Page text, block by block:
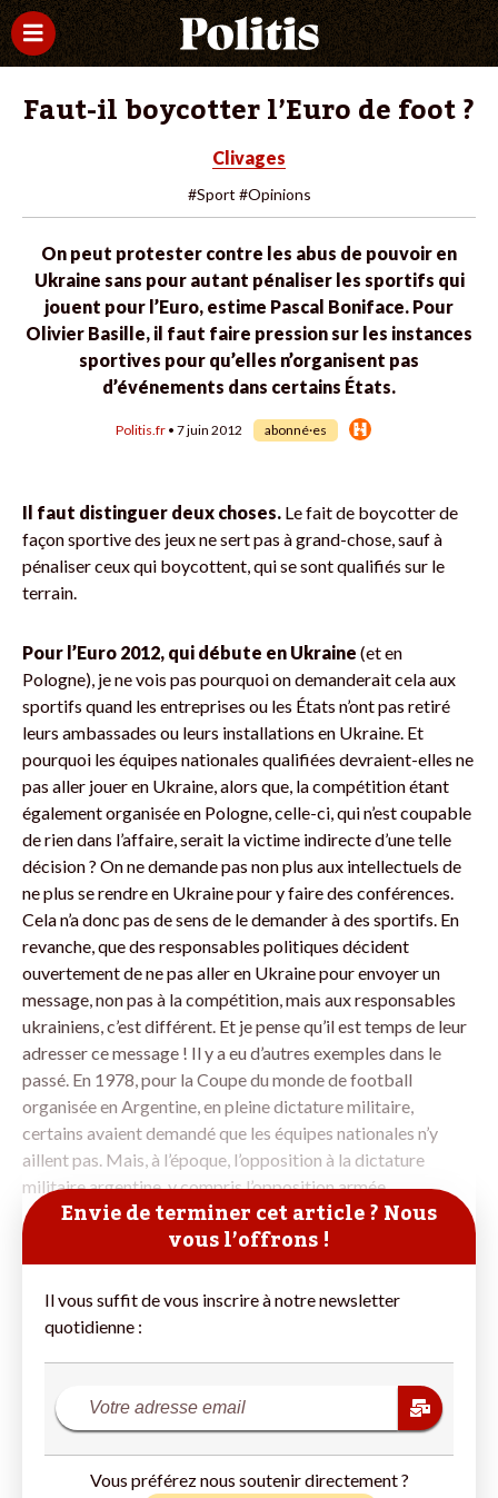
Faut-il boycotter l’Euro de foot ?
Clivages
#Sport #Opinions
On peut protester contre les abus de pouvoir en
Ukraine sans pour autant pénaliser les sportifs qui
jouent pour l’Euro, estime Pascal Boniface. Pour
Olivier Basille, il faut faire pression sur les instances
sportives pour qu’elles n’organisent pas
d’événements dans certains États.
Politis.fr • 7 juin 2012 abonné·es
Il faut distinguer deux choses. Le fait de boycotter de
façon sportive des jeux ne sert pas à grand-chose, sauf à
pénaliser ceux qui boycottent, qui se sont qualifiés sur le
terrain.
Pour l’Euro 2012, qui débute en Ukraine (et en
Pologne), je ne vois pas pourquoi on demanderait cela aux
sportifs quand les entreprises ou les États n’ont pas retiré
leurs ambassades ou leurs installations en Ukraine. Et
pourquoi les équipes nationales qualifiées devraient-elles ne
pas aller jouer en Ukraine, alors que, la compétition étant
également organisée en Pologne, celle-ci, qui n’est coupable
de rien dans l’affaire, serait la victime indirecte d’une telle
décision ? On ne demande pas non plus aux intellectuels de
ne plus se rendre en Ukraine pour y faire des conférences.
Cela n’a donc pas de sens de le demander à des sportifs. En
revanche, que des responsables politiques décident
ouvertement de ne pas aller en Ukraine pour envoyer un
message, non pas à la compétition, mais aux responsables
ukrainiens, c’est différent. Et je pense qu’il est temps de leur
adresser ce message ! Il y a eu d’autres exemples dans le
passé. En 1978, pour la Coupe du monde de football
organisée en Argentine, en pleine dictature militaire,
certains avaient demandé que les équipes nationales n’y
aillent pas. Mais, à l’époque, l’opposition à la dictature
militaire argentine, y compris l’opposition armée
Envie de terminer cet article ? Nous
vous l’offrons !
Il vous suffit de vous inscrire à notre newsletter
quotidienne :
Vous préférez nous soutenir directement ?